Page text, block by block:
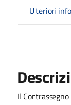
Ulteriori
Il